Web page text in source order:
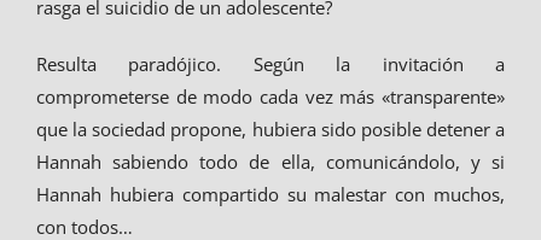
rasga el suicidio de un adolescente?
Resulta paradójico. Según la invitación a
comprometerse de modo cada vez más «transparente»
que la sociedad propone, hubiera sido posible detener a
Hannah sabiendo todo de ella, comunicándolo, y si
Hannah hubiera compartido su malestar con muchos,
con todos…